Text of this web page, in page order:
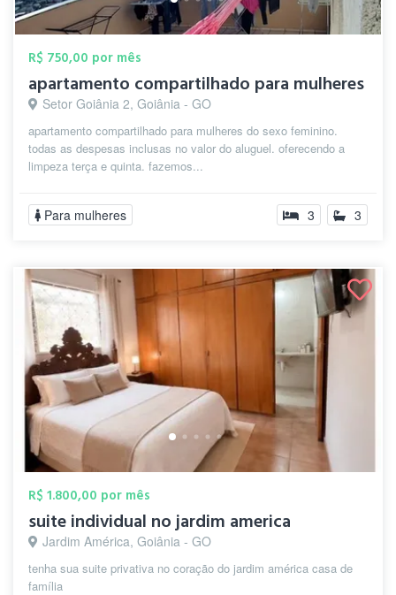
R$ 750,00 por mês
apartamento compartilhado para mulheres
Setor Goiânia 2, Goiânia - GO
apartamento compartilhado para mulheres do sexo feminino.
todas as despesas inclusas no valor do aluguel. oferecendo a
limpeza terça e quinta. fazemos...
Para mulheres 3 3
R$ 1.800,00 por mês
suite individual no jardim america
Jardim América, Goiânia - GO
tenha sua suite privativa no coração do jardim américa casa de
família